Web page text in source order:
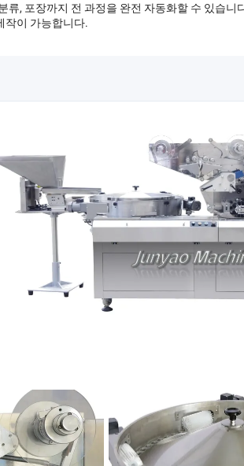
, 포장까지 전 과정을 완전 자동화할 수 있습니
작이 가능합니다.